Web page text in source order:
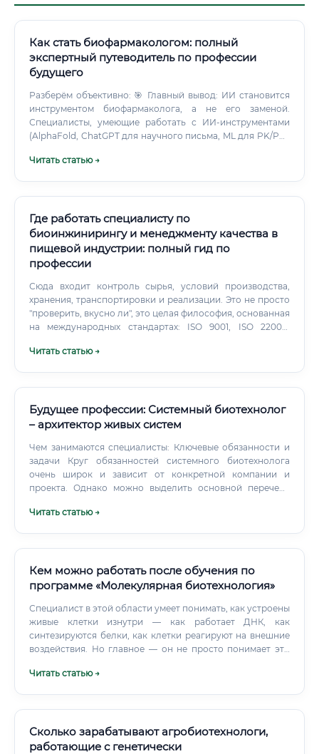
Как стать биофармакологом: полный
экспертный путеводитель по профессии
будущего
Разберём объективно: 🎯 Главный вывод: ИИ становится
инструментом биофармаколога, а не его заменой.
Специалисты, умеющие работать с ИИ-инструментами
(AlphaFold, ChatGPT для научного письма, ML для PK/PD-
дороже. Прогноз через 10 лет: Профессия не исчезнет —
Читать статью →
Где работать специалисту по
биоинжинирингу и менеджменту качества в
пищевой индустрии: полный гид по
профессии
Сюда входит контроль сырья, условий производства,
хранения, транспортировки и реализации. Это не просто
"проверить, вкусно ли", это целая философия, основанная
на международных стандартах: ISO 9001, ISO 22000,
объединяются в одной профессии, получается редкий и
Читать статью →
Будущее профессии: Системный биотехнолог
– архитектор живых систем
Чем занимаются специалисты: Ключевые обязанности и
задачи Круг обязанностей системного биотехнолога
очень широк и зависит от конкретной компании и
проекта. Однако можно выделить основной перечень
процессов: Создание и проверка компьютерных моделей
Читать статью →
Кем можно работать после обучения по
программе «Молекулярная биотехнология»
Специалист в этой области умеет понимать, как устроены
живые клетки изнутри — как работает ДНК, как
синтезируются белки, как клетки реагируют на внешние
воздействия. Но главное — он не просто понимает эти
Читать статью →
Сколько зарабатывают агробиотехнологи,
работающие с генетически